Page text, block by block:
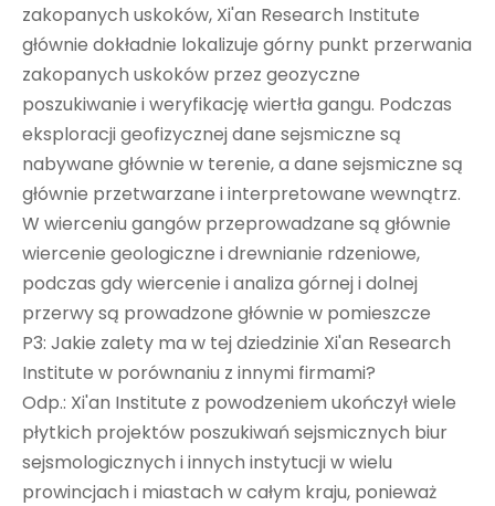
zakopanych uskoków, Xi'an Research Institute
głównie dokładnie lokalizuje górny punkt przerwania
zakopanych uskoków przez geozyczne
poszukiwanie i weryfikację wiertła gangu. Podczas
eksploracji geofizycznej dane sejsmiczne są
nabywane głównie w terenie, a dane sejsmiczne są
głównie przetwarzane i interpretowane wewnątrz.
W wierceniu gangów przeprowadzane są głównie
wiercenie geologiczne i drewnianie rdzeniowe,
podczas gdy wiercenie i analiza górnej i dolnej
przerwy są prowadzone głównie w pomieszcze
P3: Jakie zalety ma w tej dziedzinie Xi'an Research
Institute w porównaniu z innymi firmami?
Odp.: Xi'an Institute z powodzeniem ukończył wiele
płytkich projektów poszukiwań sejsmicznych biur
sejsmologicznych i innych instytucji w wielu
prowincjach i miastach w całym kraju, ponieważ